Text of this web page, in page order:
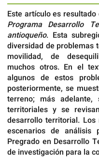
Este artículo es
Programa Desarrollo
antioqueño. Esta
diversidad de problemas
movilidad, de
muchos otros. En el
algunos de estos
posteriormente, se
terreno; más adelante,
territoriales y se
desarrollo territorial. Los
escenarios de análisis
Pregrado en Desarrollo
de investigación para la